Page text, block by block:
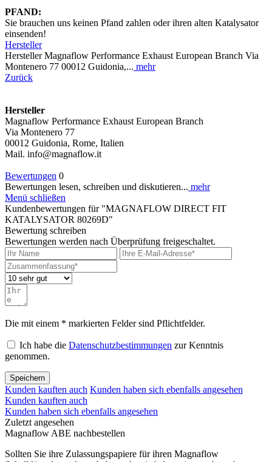
PFAND:
Sie brauchen uns keinen Pfand zahlen oder ihren alten Katalysator
einsenden!
Hersteller
Hersteller Magnaflow Performance Exhaust European Branch Via
Montenero 77 00012 Guidonia,... mehr
Zurück
Hersteller
Magnaflow Performance Exhaust European Branch
Via Montenero 77
00012 Guidonia, Rome, Italien
Mail. info@magnaflow.it
Bewertungen 0
Bewertungen lesen, schreiben und diskutieren... mehr
Menü schließen
Kundenbewertungen für "MAGNAFLOW DIRECT FIT
KATALYSATOR 80269D"
Bewertung schreiben
Bewertungen werden nach Überprüfung freigeschaltet.
Die mit einem * markierten Felder sind Pflichtfelder.
Ich habe die Datenschutzbestimmungen zur Kenntnis
genommen.
Speichern
Kunden kauften auch Kunden haben sich ebenfalls angesehen
Kunden kauften auch
Kunden haben sich ebenfalls angesehen
Zuletzt angesehen
Magnaflow ABE nachbestellen
Sollten Sie ihre Zulassungspapiere für ihren Magnaflow